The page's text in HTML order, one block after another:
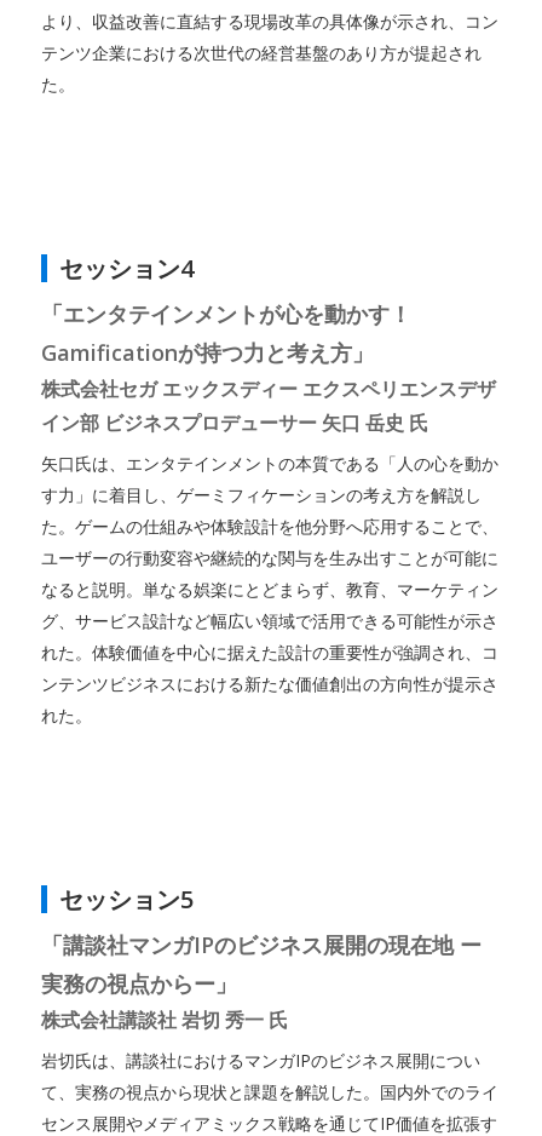
より、収益改善に直結する現場改革の具体像が示され、コン
テンツ企業における次世代の経営基盤のあり方が提起され
た。
セッション4
「エンタテインメントが心を動かす！
Gamificationが持つ力と考え方」
株式会社セガ エックスディー エクスペリエンスデザ
イン部 ビジネスプロデューサー 矢口 岳史 氏
矢口氏は、エンタテインメントの本質である「人の心を動か
す力」に着目し、ゲーミフィケーションの考え方を解説し
た。ゲームの仕組みや体験設計を他分野へ応用することで、
ユーザーの行動変容や継続的な関与を生み出すことが可能に
なると説明。単なる娯楽にとどまらず、教育、マーケティン
グ、サービス設計など幅広い領域で活用できる可能性が示さ
れた。体験価値を中心に据えた設計の重要性が強調され、コ
ンテンツビジネスにおける新たな価値創出の方向性が提示さ
れた。
セッション5
「講談社マンガIPのビジネス展開の現在地 ー
実務の視点からー」
株式会社講談社 岩切 秀一 氏
岩切氏は、講談社におけるマンガIPのビジネス展開につい
て、実務の視点から現状と課題を解説した。国内外でのライ
センス展開やメディアミックス戦略を通じてIP価値を拡張す